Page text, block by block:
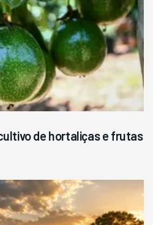
de hortaliças e frutas